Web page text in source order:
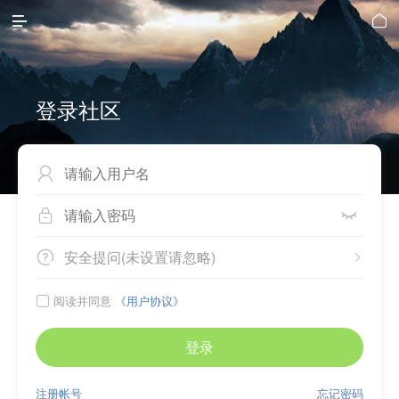
 
登录社区

 
 
安全提问(未设置请忽略)
 阅读并同意 《用户协议》
登录
忘记密码
注册帐号